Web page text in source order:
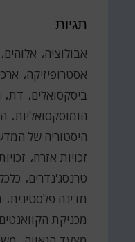
תגיות
אבולוציה אלוהים
אסטרופיזיקה
ביסקסואלים
דת
הומוסקסואליות
היסטוריה של
זכויות אזרח
טרנסג'נדרים
מדינה פלסטינית
מכניקת הקוואנטים